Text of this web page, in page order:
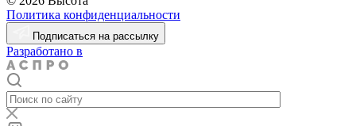
Политика конфиденциальности
Подписаться на рассылку
Разработано в